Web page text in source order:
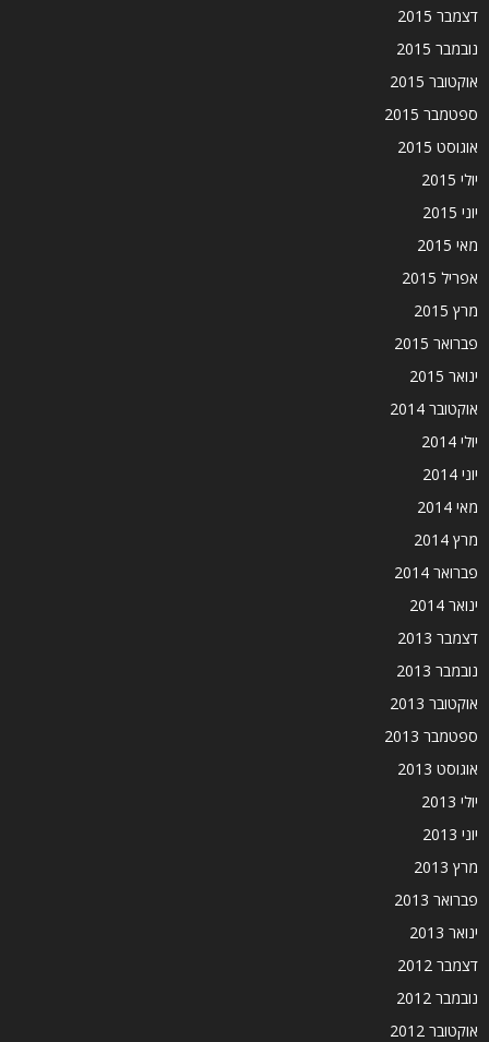
דצמבר 2015
נובמבר 2015
אוקטובר 2015
ספטמבר 2015
אוגוסט 2015
יולי 2015
יוני 2015
מאי 2015
אפריל 2015
מרץ 2015
פברואר 2015
ינואר 2015
אוקטובר 2014
יולי 2014
יוני 2014
מאי 2014
מרץ 2014
פברואר 2014
ינואר 2014
דצמבר 2013
נובמבר 2013
אוקטובר 2013
ספטמבר 2013
אוגוסט 2013
יולי 2013
יוני 2013
מרץ 2013
פברואר 2013
ינואר 2013
דצמבר 2012
נובמבר 2012
אוקטובר 2012